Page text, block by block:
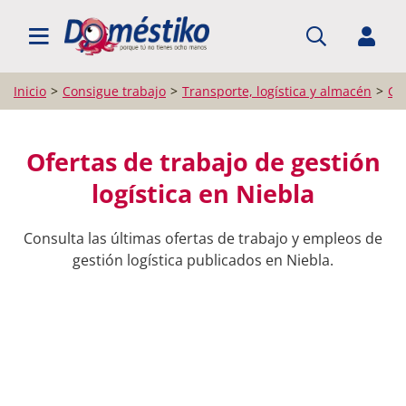
BUSCAR EMPLEO
Inicio Consigue trabajo Transporte, logística y almacén
Ofertas de trabajo de gestión
logística en Niebla
Consulta las últimas ofertas de trabajo y empleos de
gestión logística publicados en Niebla.